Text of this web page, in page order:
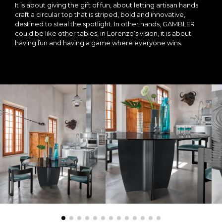
It is about giving the gift of fun, about letting artisan hands
craft a circular top that is striped, bold and innovative,
destined to steal the spotlight. In other hands, GAMBLER
could be like other tables, in Lorenzo’s vision, it is about
having fun and having a game where everyone wins.